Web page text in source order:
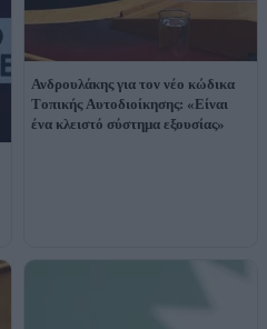
Ανδρουλάκης για τον νέο κώδικα
Tοπικής Aυτοδιοίκησης: «Είναι
ένα κλειστό σύστημα εξουσίας»